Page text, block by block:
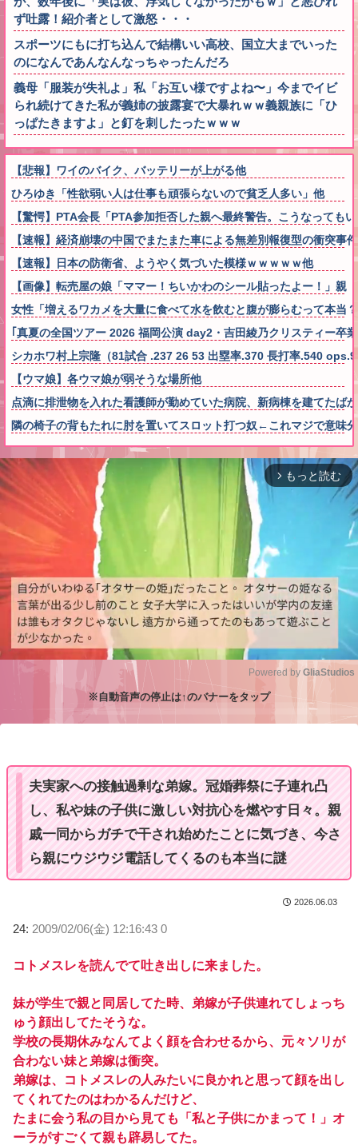
ず吐露！紹介者として激怒・・・
スポーツにもに打ち込んで結構いい高校、国立大までいった
のになんであんなんなっちゃったんだろ
義母「服装が失礼よ」私「お互い様ですよね〜」今までイビ
られ続けてきた私が義姉の披露宴で大暴れｗｗ義親族に「ひ
っぱたきますよ」と釘を刺したったｗｗｗ
【悲報】ワイのバイク、バッテリーが上がる他
ひろゆき「性欲弱い人は仕事も頑張らないので貧乏人多い」他
【驚愕】PTA会長「PTA参加拒否した親へ最終警告。こうなって
【速報】経済崩壊の中国でまたまた車による無差別報復型の衝突事
【速報】日本の防衛省、ようやく気づいた模様ｗｗｗｗｗ他
【画像】転売屋の娘「ママー！ちいかわのシール貼ったよー！」親
女性「増えるワカメを大量に食べて水を飲むと腹が膨らむって本
｢真夏の全国ツアー 2026 福岡公演 day2・吉田綾乃クリスティー卒
シカホワ村上宗隆（81試合 .237 26 53 出塁率.370 長打率.540
【ウマ娘】各ウマ娘が弱そうな場所他
点滴に排泄物を入れた看護師が勤めていた病院、新病棟を建てた
隣の椅子の背もたれに肘を置いてスロット打つ奴←これマジで意味
arrow_forward_ios もっと読む
Powered by GliaStudios
※自動音声の停止は↑のバナーをタップ
夫実家への接触過剰な弟嫁。冠婚葬祭に子連れ凸
し、私や妹の子供に激しい対抗心を燃やす日々。親
戚一同からガチで干され始めたことに気づき、今さ
ら親にウジウジ電話してくるのも本当に謎
2026.06.03
24: 2009/02/06(金) 12:16:43 0
コトメスレを読んでて吐き出しに来ました。
妹が学生で親と同居してた時、弟嫁が子供連れてしょっち
ゅう顔出してたそうな。
学校の長期休みなんてよく顔を合わせるから、元々ソリが
合わない妹と弟嫁は衝突。
弟嫁は、コトメスレの人みたいに良かれと思って顔を出し
てくれてたのはわかるんだけど、
たまに会う私の目から見ても「私と子供にかまって！」オ
ーラがすごくて親も辟易してた。